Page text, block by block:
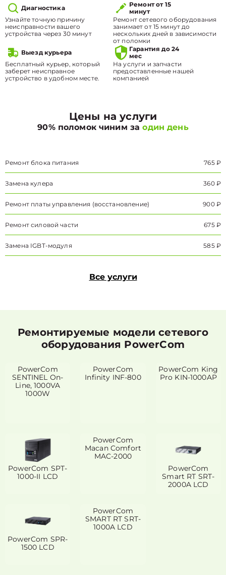
Диагностика
Узнайте точную причину
неисправности вашего
устройства через 30 минут
Ремонт от 15
минут
Ремонт сетевого оборудования
занимает от 15 минут до
нескольких дней в зависимости
от поломки
Выезд курьера
Бесплатный курьер, который
заберет неисправное
устройство в удобном месте.
Гарантия до 24
мес
На услуги и запчасти
предоставленные нашей
компанией
Цены на услуги
90% поломок чиним заодин день
Ремонт блока питания 765 ₽
Замена кулера 360 ₽
Ремонт платы управления (восстановление) 900 ₽
Ремонт силовой части 675 ₽
Замена IGBT-модуля 585 ₽
Все услуги
Ремонтируемые модели сетевого
оборудования PowerCom
PowerCom
SENTINEL On-
Line, 1000VA
1000W
PowerCom
Infinity INF-800
PowerCom King
Pro KIN-1000AP
PowerCom SPT-
1000-II LCD
PowerCom
Macan Comfort
MAC-2000
PowerCom
Smart RT SRT-
2000A LCD
PowerCom SPR-
1500 LCD
PowerCom
SMART RT SRT-
1000A LCD